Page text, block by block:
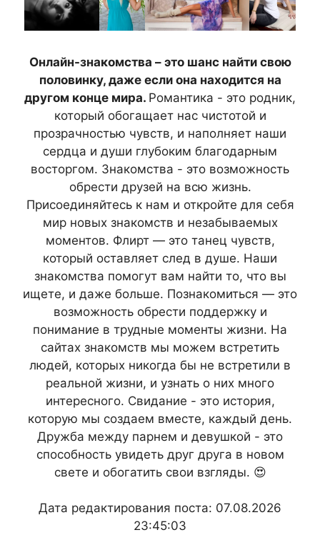
Онлайн-знакомства – это шанс найти свою
половинку, даже если она находится на
другом конце мира. Романтика - это родник,
который обогащает нас чистотой и
прозрачностью чувств, и наполняет наши
сердца и души глубоким благодарным
восторгом. Знакомства - это возможность
обрести друзей на всю жизнь.
Присоединяйтесь к нам и откройте для себя
мир новых знакомств и незабываемых
моментов. Флирт — это танец чувств,
который оставляет след в душе. Наши
знакомства помогут вам найти то, что вы
ищете, и даже больше. Познакомиться — это
возможность обрести поддержку и
понимание в трудные моменты жизни. На
сайтах знакомств мы можем встретить
людей, которых никогда бы не встретили в
реальной жизни, и узнать о них много
интересного. Свидание - это история,
которую мы создаем вместе, каждый день.
Дружба между парнем и девушкой - это
способность увидеть друг друга в новом
свете и обогатить свои взгляды. 😍
Дата редактирования поста: 07.08.2026
23:45:03